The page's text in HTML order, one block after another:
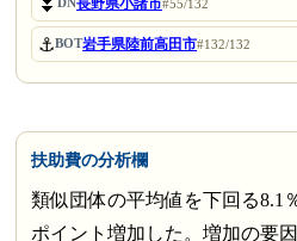
DN長野県小諸市#55/132
⚓BOT岩手県陸前高田市#132/132
扶助費の分析欄
類似団体の平均値を下回る8.1
ポイント増加した。増加の要